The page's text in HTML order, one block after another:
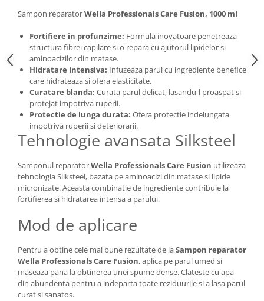
Sampon reparatorWella Professionals Care Fusion, 1000 ml
Fortifiere in profunzime: Formula inovatoare penetreaza
structura fibrei capilare si o repara cu ajutorul lipidelor si
aminoacizilor din matase.
Hidratare intensiva: Infuzeaza parul cu ingrediente benefice
care hidrateaza si ofera elasticitate.
Curatare blanda: Curata parul delicat, lasandu-l proaspat si
protejat impotriva ruperii.
Protectie de lunga durata: Ofera protectie indelungata
impotriva ruperii si deteriorarii.
Tehnologie avansata Silksteel
Samponul reparatorWella Professionals Care Fusion utilizeaza
tehnologia Silksteel, bazata pe aminoacizi din matase si lipide
micronizate. Aceasta combinatie de ingrediente contribuie la
fortifierea si hidratarea intensa a parului.
Mod de aplicare
Pentru a obtine cele mai bune rezultate de laSampon reparator
Wella Professionals Care Fusion, aplica pe parul umed si
maseaza pana la obtinerea unei spume dense. Clateste cu apa
din abundenta pentru a indeparta toate reziduurile si a lasa parul
curat si sanatos.